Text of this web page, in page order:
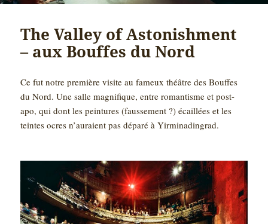
The Valley of Astonishment
– aux Bouffes du Nord
Ce fut notre première visite au fameux théâtre des Bouffes
du Nord. Une salle magnifique, entre romantisme et post-
apo, qui dont les peintures (faussement ?) écaillées et les
teintes ocres n’auraient pas déparé à Yirminadingrad.